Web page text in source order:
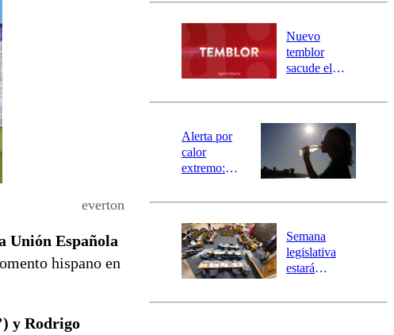
everton
Unión Española
hispano en
y Rodrigo
río Damas:
activa
mensajería
SAE
Nuevo
temblor
sacude el
revisa la
epicentro
Alerta por
calor
extremo:
activa Alerta
Preventiva en
tres comunas
Semana
legislativa
estará
el fin de la